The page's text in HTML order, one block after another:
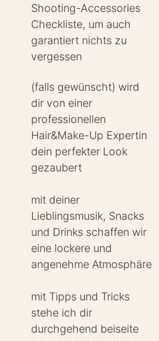
Shooting-Accessories
Checkliste, um auch
garantiert nichts zu
vergessen
(falls gewünscht) wird
dir von einer
professionellen
Hair&Make-Up Expertin
dein perfekter Look
gezaubert
mit deiner
Lieblingsmusik, Snacks
und Drinks schaffen wir
eine lockere und
angenehme Atmosphäre
mit Tipps und Tricks
stehe ich dir
durchgehend beiseite